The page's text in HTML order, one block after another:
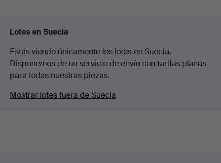
Lotes en Suecia
Estás viendo únicamente los lotes en Suecia.
Disponemos de un servicio de envío con tarifas planas
para todas nuestras piezas.
Mostrar lotes fuera de Suecia